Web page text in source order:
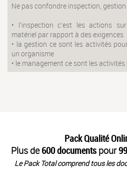
Ne pas confondre inspection,
• l'inspection c'est les actions
matériel par rapport à des exigences
• la gestion ce sont les activités
un organisme
• le management ce sont les
Pack Qualité
Plus de600 documentspour
Le Pack Total comprend tous les